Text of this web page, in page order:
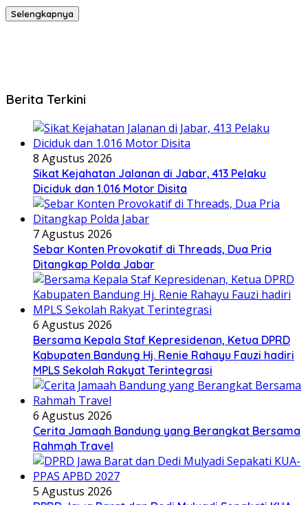
Selengkapnya
Berita Terkini
8 Agustus 2026
Sikat Kejahatan Jalanan di Jabar, 413 Pelaku
Diciduk dan 1.016 Motor Disita
7 Agustus 2026
Sebar Konten Provokatif di Threads, Dua Pria
Ditangkap Polda Jabar
6 Agustus 2026
Bersama Kepala Staf Kepresidenan, Ketua DPRD
Kabupaten Bandung Hj. Renie Rahayu Fauzi hadiri
MPLS Sekolah Rakyat Terintegrasi
6 Agustus 2026
Cerita Jamaah Bandung yang Berangkat Bersama
Rahmah Travel
5 Agustus 2026